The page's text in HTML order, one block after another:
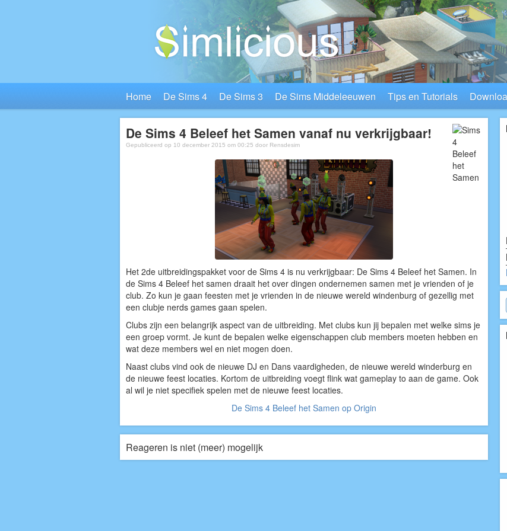
Home De Sims 4 De Sims 3 De Sims Middeleeuwen Tips en Tutorials
De Sims 4 Beleef het Samen vanaf nu verkrijgbaar!
Gepubliceerd op 10 december 2015 om 00:25 door Rensdesim
Het 2de uitbreidingspakket voor de Sims 4 is nu verkrijgbaar: De Sims 4 Beleef het Samen. In
de Sims 4 Beleef het samen draait het over dingen ondernemen samen met je vrienden of je
club. Zo kun je gaan feesten met je vrienden in de nieuwe wereld windenburg of gezellig met
een clubje nerds games gaan spelen.
Clubs zijn een belangrijk aspect van de uitbreiding. Met clubs kun jij bepalen met welke sims je
een groep vormt. Je kunt de bepalen welke eigenschappen club members moeten hebben en
wat deze members wel en niet mogen doen.
Naast clubs vind ook de nieuwe DJ en Dans vaardigheden, de nieuwe wereld winderburg en
de nieuwe feest locaties. Kortom de uitbreiding voegt flink wat gameplay to aan de game. Ook
al wil je niet specifiek spelen met de nieuwe feest locaties.
De Sims 4 Beleef het Samen op Origin
Reageren is niet (meer) mogelijk